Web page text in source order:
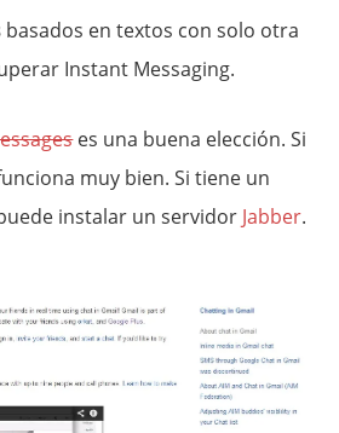
basados en textos con solo otra
Instant Messaging.
es una buena elección. Si
muy bien. Si tiene un
instalar un servidor Jabber.